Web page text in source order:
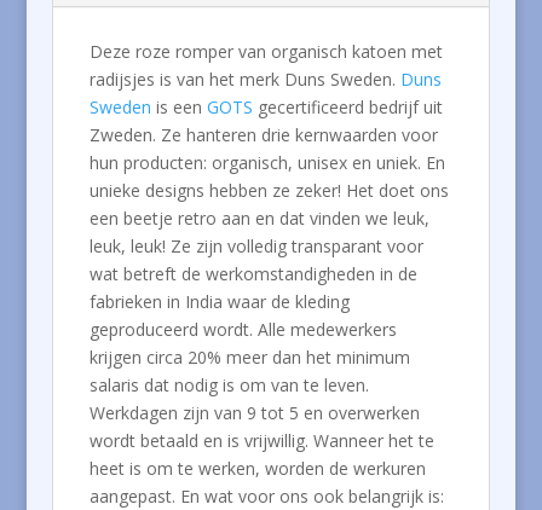
Deze roze romper van organisch katoen met
radijsjes is van het merk Duns Sweden. Duns
Sweden is een GOTS gecertificeerd bedrijf uit
Zweden. Ze hanteren drie kernwaarden voor
hun producten: organisch, unisex en uniek. En
unieke designs hebben ze zeker! Het doet ons
een beetje retro aan en dat vinden we leuk,
leuk, leuk! Ze zijn volledig transparant voor
wat betreft de werkomstandigheden in de
fabrieken in India waar de kleding
geproduceerd wordt. Alle medewerkers
krijgen circa 20% meer dan het minimum
salaris dat nodig is om van te leven.
Werkdagen zijn van 9 tot 5 en overwerken
wordt betaald en is vrijwillig. Wanneer het te
heet is om te werken, worden de werkuren
aangepast. En wat voor ons ook belangrijk is: